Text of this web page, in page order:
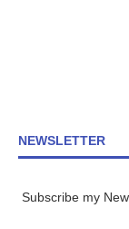
NEWSLETTER
Subscribe my